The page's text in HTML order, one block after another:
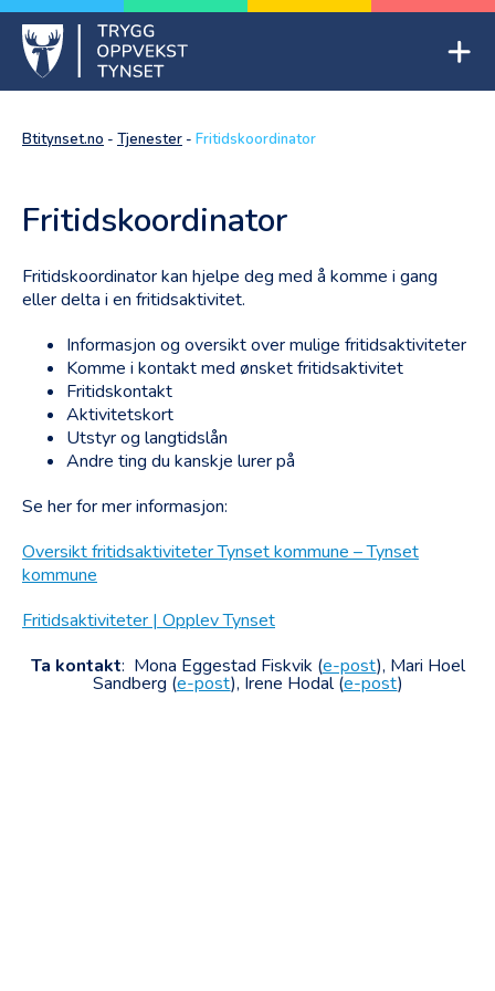
Skip
content
Trygg oppvekst Tynset
Btitynset.no - Tjenester - Fritidskoordinator
Fritidskoordinator
Fritidskoordinator kan hjelpe deg med å komme i gang
eller delta i en fritidsaktivitet.
Informasjon og oversikt over mulige fritidsaktiviteter
Komme i kontakt med ønsket fritidsaktivitet
Fritidskontakt
Aktivitetskort
Utstyr og langtidslån
Andre ting du kanskje lurer på
Se her for mer informasjon:
Oversikt fritidsaktiviteter Tynset kommune – Tynset
kommune
Fritidsaktiviteter | Opplev Tynset
Ta kontakt: Mona Eggestad Fiskvik (e-post), Mari Hoel
Sandberg (e-post), Irene Hodal (e-post)